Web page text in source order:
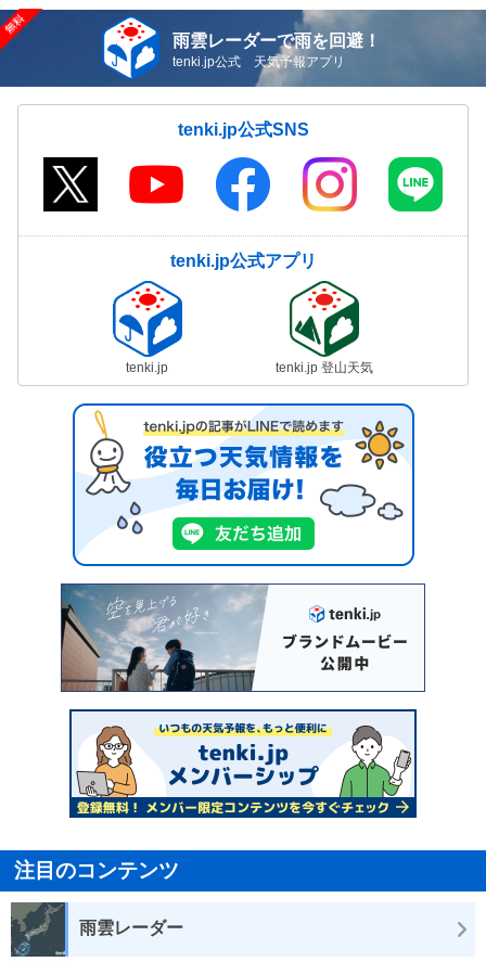
雨雲レーダーで雨を回避！
tenki.jp公式 天気予報アプリ
tenki.jp公式SNS
tenki.jp公式アプリ
tenki.jp tenki.jp 登山天気
注目のコンテンツ
雨雲レーダー